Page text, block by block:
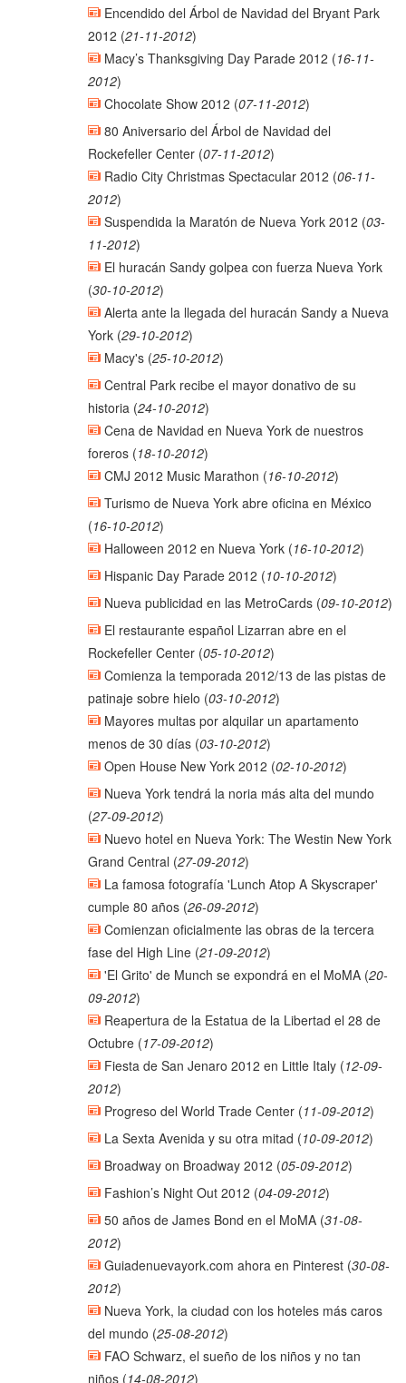
Encendido del Árbol de Navidad del Bryant Park
2012 (21-11-2012)
Macy’s Thanksgiving Day Parade 2012 (16-11-
2012)
Chocolate Show 2012 (07-11-2012)
80 Aniversario del Árbol de Navidad del
Rockefeller Center(07-11-2012)
Radio City Christmas Spectacular 2012 (06-11-
2012)
Suspendida la Maratón de Nueva York 2012 (03-
11-2012)
El huracán Sandy golpea con fuerza Nueva York
(30-10-2012)
Alerta ante la llegada del huracán Sandy a Nueva
York(29-10-2012)
Macy's(25-10-2012)
Central Park recibe el mayor donativo de su
historia(24-10-2012)
Cena de Navidad en Nueva York de nuestros
foreros(18-10-2012)
CMJ 2012 Music Marathon (16-10-2012)
Turismo de Nueva York abre oficina en México
(16-10-2012)
Halloween 2012 en Nueva York(16-10-2012)
Hispanic Day Parade 2012 (10-10-2012)
Nueva publicidad en las MetroCards(09-10-2012)
El restaurante español Lizarran abre en el
Rockefeller Center(05-10-2012)
Comienza la temporada 2012/13 de las pistas de
patinaje sobre hielo (03-10-2012)
Mayores multas por alquilar un apartamento
menos de 30 días(03-10-2012)
Open House New York 2012 (02-10-2012)
Nueva York tendrá la noria más alta del mundo
(27-09-2012)
Nuevo hotel en Nueva York: The Westin New York
Grand Central (27-09-2012)
La famosa fotografía 'Lunch Atop A Skyscraper'
cumple 80 años(26-09-2012)
Comienzan oficialmente las obras de la tercera
fase del High Line(21-09-2012)
'El Grito' de Munch se expondrá en el MoMA(20-
09-2012)
Reapertura de la Estatua de la Libertad el 28 de
Octubre(17-09-2012)
Fiesta de San Jenaro 2012 en Little Italy(12-09-
2012)
Progreso del World Trade Center(11-09-2012)
La Sexta Avenida y su otra mitad (10-09-2012)
Broadway on Broadway 2012 (05-09-2012)
Fashion’s Night Out 2012 (04-09-2012)
50 años de James Bond en el MoMA(31-08-
2012)
Guiadenuevayork.com ahora en Pinterest(30-08-
2012)
Nueva York, la ciudad con los hoteles más caros
del mundo (25-08-2012)
FAO Schwarz, el sueño de los niños y no tan
niños(14-08-2012)